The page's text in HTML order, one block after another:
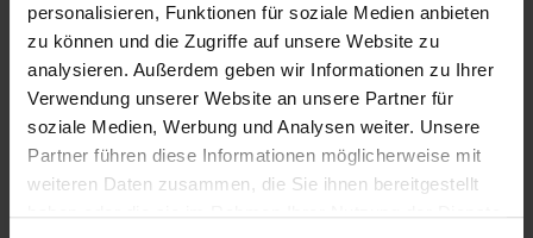
personalisieren, Funktionen für soziale Medien anbieten
zu können und die Zugriffe auf unsere Website zu
analysieren. Außerdem geben wir Informationen zu Ihrer
Verwendung unserer Website an unsere Partner für
soziale Medien, Werbung und Analysen weiter. Unsere
Partner führen diese Informationen möglicherweise mit
weiteren Daten zusammen, die Sie ihnen bereitgestellt
haben oder die sie im Rahmen Ihrer Nutzung der Dienste
Sie haben Fragen zum Produkt?
Frage stellen
+49 (0)221 932 81 82